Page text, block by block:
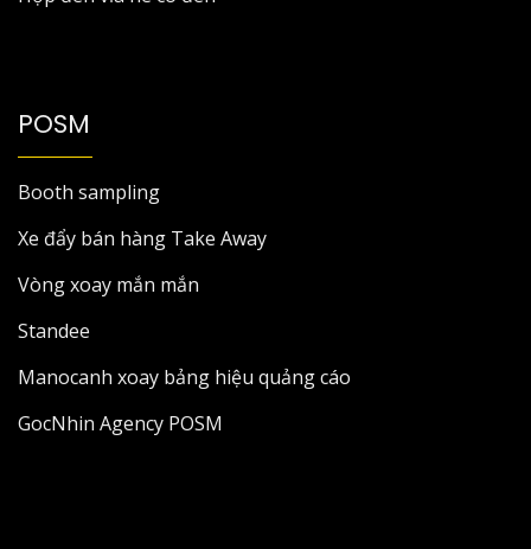
POSM
Booth sampling
Xe đẩy bán hàng Take Away
Vòng xoay mắn mắn
Standee
Manocanh xoay bảng hiệu quảng cáo
GocNhin Agency POSM